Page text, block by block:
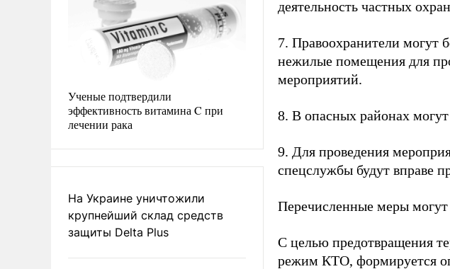
Ученые подтвердили
эффективность витамина C при
лечении рака
На Украине уничтожили
крупнейший склад средств
защиты Delta Plus
деятельность частных
7. Правоохранители могут
нежилые помещения для
мероприятий.
8. В опасных районах
9. Для проведения
спецслужбы будут вправе
Перечисленные меры могут
С целью предотвращения
режим КТО, формируется